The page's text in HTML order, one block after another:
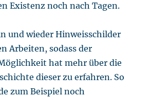
Existenz noch nach Tagen.
und wieder Hinweisschilder
Arbeiten, sodass der
hat mehr über die
dieser zu erfahren. So
zum Beispiel noch